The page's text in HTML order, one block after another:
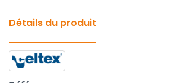
Détails du produit